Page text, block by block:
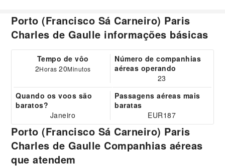
Porto (Francisco Sá Carneiro) Paris
Charles de Gaulle informações básicas
Tempo de vôo
2Horas20Minutos
Número de companhias
aéreas operando
23
Quando os voos são
baratos?
Janeiro
Passagens aéreas mais
baratas
EUR187
Porto (Francisco Sá Carneiro) Paris
Charles de Gaulle Companhias aéreas
que atendem